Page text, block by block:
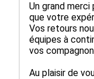
Un grand merci
que votre
Vos retours
équipes à
vos
Au plaisir de